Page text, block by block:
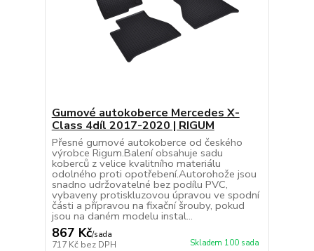
Gumové autokoberce Mercedes X-
Class 4díl 2017-2020 | RIGUM
Přesné gumové autokoberce od českého
výrobce Rigum.Balení obsahuje sadu
koberců z velice kvalitního materiálu
odolného proti opotřebení.Autorohože jsou
snadno udržovatelné bez podílu PVC,
vybaveny protiskluzovou úpravou ve spodní
části a přípravou na fixační šrouby, pokud
jsou na daném modelu instal...
867 Kč/sada
717 Kč bez DPH Skladem 100 sada